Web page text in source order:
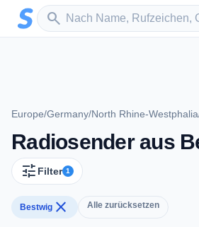
Zum Hauptinhalt springen
search
Sender suchen
Europe/Germany/North Rhine-Westphalia
Radiosender aus
tune Filter 1
Bestwig close Alle zurücksetzen